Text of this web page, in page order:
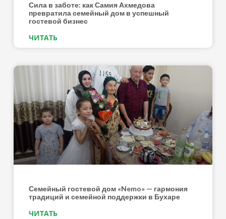
Сила в заботе: как Самия Ахмедова
превратила семейный дом в успешный
гостевой бизнес
ЧИТАТЬ
Семейный гостевой дом «Nemo» — гармония
традиций и семейной поддержки в Бухаре
ЧИТАТЬ